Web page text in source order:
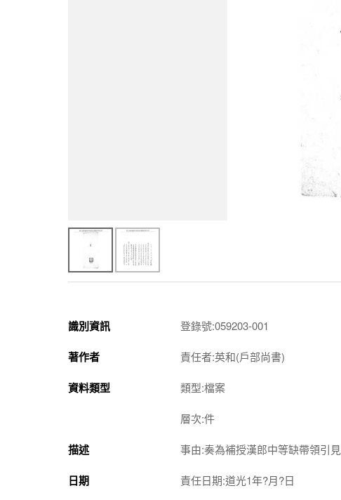
識別資訊 登錄號:059203-001
著作者 責任者:英和(戶部尚書)
資料類型 類型:檔案
層次:件
描述 事由:奏為補授漢郎中等缺帶領引見
日期 責任日期:道光1年?月?日